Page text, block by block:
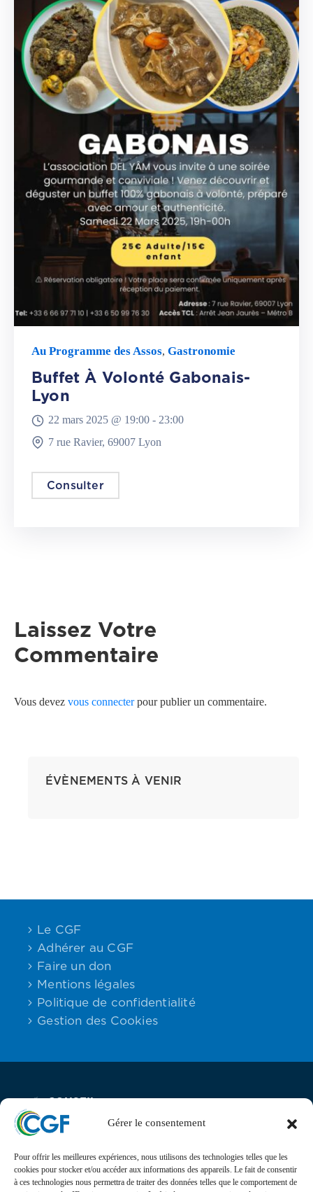
Gérer le consentement
Pour offrir les meilleures expériences, nous utilisons des technologies telles que les
cookies pour stocker et/ou accéder aux informations des appareils. Le fait de consentir
à ces technologies nous permettra de traiter des données telles que le comportement de
Au Programme des Assos, Gastronomie
Buffet À Volonté Gabonais-
Lyon
22 mars 2025 @ 19:00 - 23:00
7 rue Ravier, 69007 Lyon
Consulter
Laissez Votre
Commentaire
Vous devez vous connecterpour publier un commentaire.
ÉVÈNEMENTS À VENIR
Le CGF
Adhérer au CGF
Faire un don
Mentions légales
Politique de confidentialité
Gestion des Cookies
CONSEIL
DES
GABONAIS
DE FRANCE
Associations,
06.59.23.40.92
Actualités